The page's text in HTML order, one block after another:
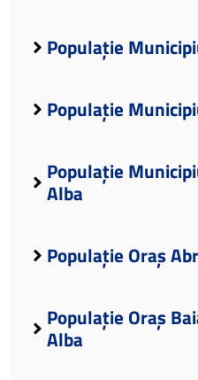
Populație
Populație
Populație
Alba
Populație Oraș
Populație Oraș
Alba